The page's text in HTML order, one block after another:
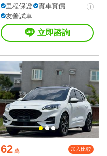
里程保證
實車實價
友善試車
立即諮詢
62 萬 加入比較